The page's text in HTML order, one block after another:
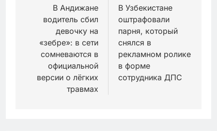
записям
В Андижане
водитель сбил
девочку на
«зебре»: в сети
сомневаются в
официальной
версии о лёгких
травмах
В Узбекистане
оштрафовали
парня, который
снялся в
рекламном ролике
в форме
сотрудника ДПС